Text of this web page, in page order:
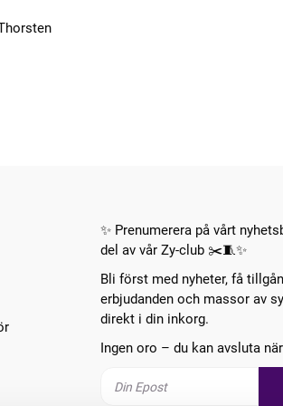
✨ Prenumerera på vårt
del av vår Zy-club ✂️🧵✨
Bli först med nyheter, få
erbjudanden och massor av
direkt i din inkorg.
Ingen oro – du kan avsluta